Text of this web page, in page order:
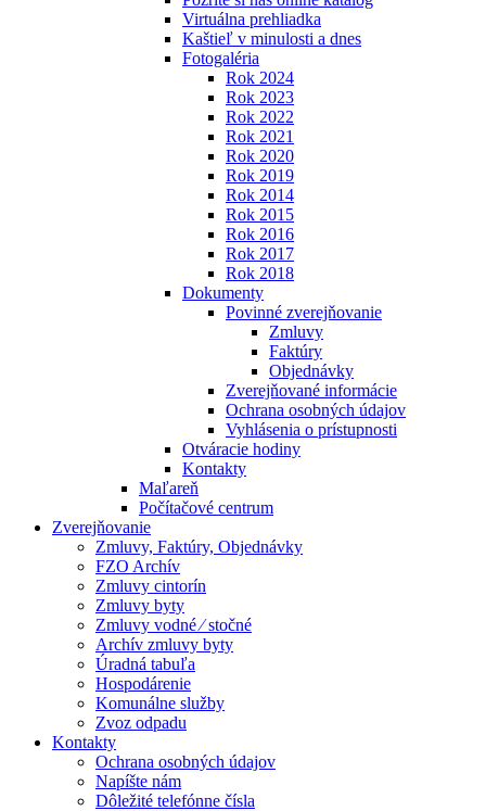
Virtuálna prehliadka
Kaštieľ v minulosti a dnes
Fotogaléria
Rok 2024
Rok 2023
Rok 2022
Rok 2021
Rok 2020
Rok 2019
Rok 2014
Rok 2015
Rok 2016
Rok 2017
Rok 2018
Dokumenty
Povinné zverejňovanie
Zmluvy
Faktúry
Objednávky
Zverejňované informácie
Ochrana osobných údajov
Vyhlásenia o prístupnosti
Otváracie hodiny
Kontakty
Maľareň
Počítačové centrum
Zverejňovanie
Zmluvy, Faktúry, Objednávky
FZO Archív
Zmluvy cintorín
Zmluvy byty
Zmluvy vodné ⁄ stočné
Archív zmluvy byty
Úradná tabuľa
Hospodárenie
Komunálne služby
Zvoz odpadu
Kontakty
Ochrana osobných údajov
Napíšte nám
Dôležité telefónne čísla